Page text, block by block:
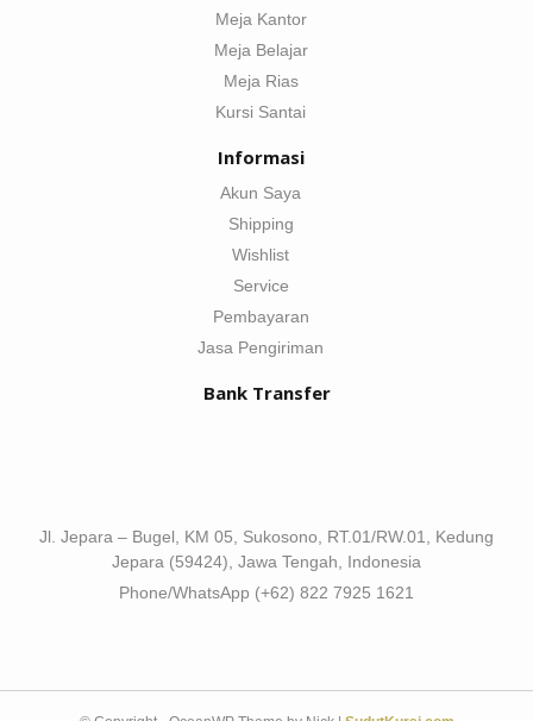
Meja Kantor
Meja Belajar
Meja Rias
Kursi Santai
Informasi
Akun Saya
Shipping
Wishlist
Service
Pembayaran
Jasa Pengiriman
Bank Transfer
Jl. Jepara – Bugel, KM 05, Sukosono, RT.01/RW.01, Kedung
Jepara (59424), Jawa Tengah, Indonesia
Phone/WhatsApp (+62) 822 7925 1621